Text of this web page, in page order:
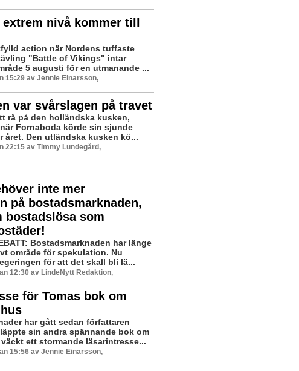
nivå kommer till
action när Nordens tuffaste
"Battle of Vikings" intar
5 augusti för en utmanande ...
15:29 av Jennie Einarsson,
var svårslagen på travet
rå på den holländska kusken,
Fornaboda körde sin sjunde
året. Den utländska kusken kö...
22:15 av Timmy Lundegård,
inte mer
på bostadsmarknaden,
bostadslösa som
Bostadsmarknaden har länge
område för spekulation. Nu
för att det skall bli lä...
12:30 av LindeNytt Redaktion,
för Tomas bok om
har gått sedan författaren
sin andra spännande bok om
ett stormande läsarintresse...
15:56 av Jennie Einarsson,